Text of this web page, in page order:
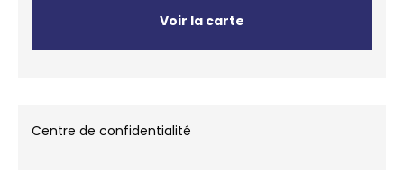
Voir la carte
Centre de confidentialité